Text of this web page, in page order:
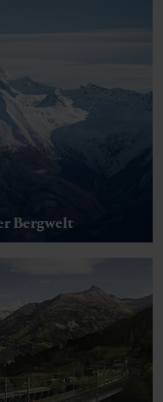
Bergwelt